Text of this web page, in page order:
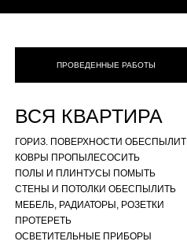
ГОРИЗ. ПОВЕРХНОСТИ
КОВРЫ ПРОПЫЛЕСОСИТЬ
ПОЛЫ И ПЛИНТУСЫ ПОМЫТЬ
СТЕНЫ И ПОТОЛКИ ОБЕСПЫЛИТЬ
МЕБЕЛЬ, РАДИАТОРЫ, РОЗЕТКИ
ПРОТЕРЕТЬ
ОСВЕТИТЕЛЬНЫЕ ПРИБОРЫ
ВСЯ КВАРТИРА
ПРОВЕДЕННЫЕ РАБОТЫ